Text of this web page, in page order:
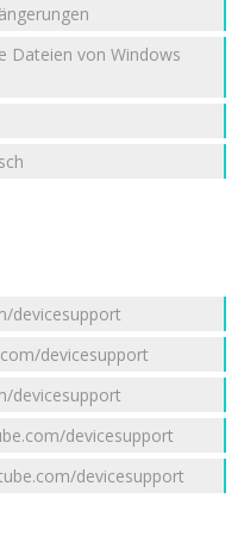
Dateien von Windows
devicesupport
devicesupport
devicesupport
devicesupport
devicesupport